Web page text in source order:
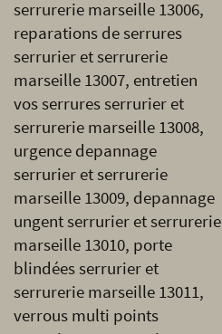
serrurerie marseille 13006,
reparations de serrures
serrurier et serrurerie
marseille 13007, entretien
vos serrures serrurier et
serrurerie marseille 13008,
urgence depannage
serrurier et serrurerie
marseille 13009, depannage
ungent serrurier et serrurerie
marseille 13010, porte
blindées serrurier et
serrurerie marseille 13011,
verrous multi points